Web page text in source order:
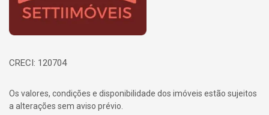
CRECI: 120704
Os valores, condições e disponibilidade dos imóveis estão sujeitos
a alterações sem aviso prévio.